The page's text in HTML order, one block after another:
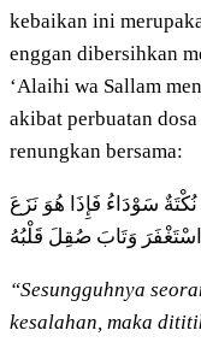
kebaikan ini
enggan dibersihkan
‘Alaihi wa Sallam
akibat perbuatan
renungkan bersama:
سَوْدَاءُ فَإِذَا هُوَ نَزَعَ
وَتَابَ صُقِلَ قَلْبُهُ
“Sesungguhnya
kesalahan, maka